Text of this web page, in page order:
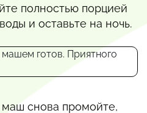
полностью порцией
и оставьте на ночь.
снова промойте,